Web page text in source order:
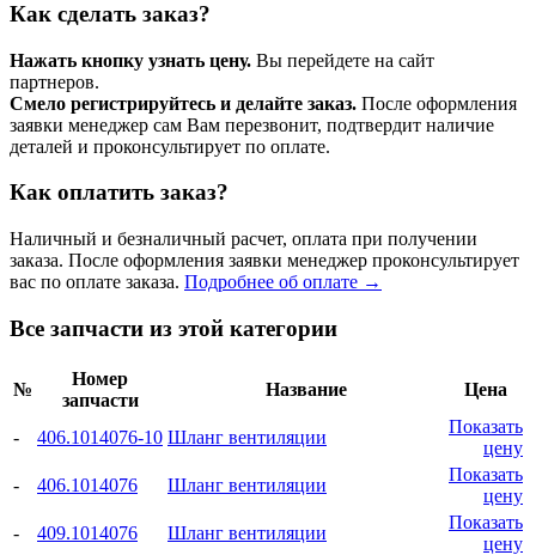
Как сделать заказ?
Нажать кнопку узнать цену. Вы перейдете на сайт
партнеров.
Смело регистрируйтесь и делайте заказ. После оформления
заявки менеджер сам Вам перезвонит, подтвердит наличие
деталей и проконсультирует по оплате.
Как оплатить заказ?
Наличный и безналичный расчет, оплата при получении
заказа. После оформления заявки менеджер проконсультирует
вас по оплате заказа. Подробнее об оплате →
Все запчасти из этой категории
№
Номер
запчасти
Название Цена
- 406.1014076-10 Шланг вентиляции
Показать
цену
-
406.1014076 Шланг вентиляции
Показать
цену
-
409.1014076 Шланг вентиляции
Показать
цену